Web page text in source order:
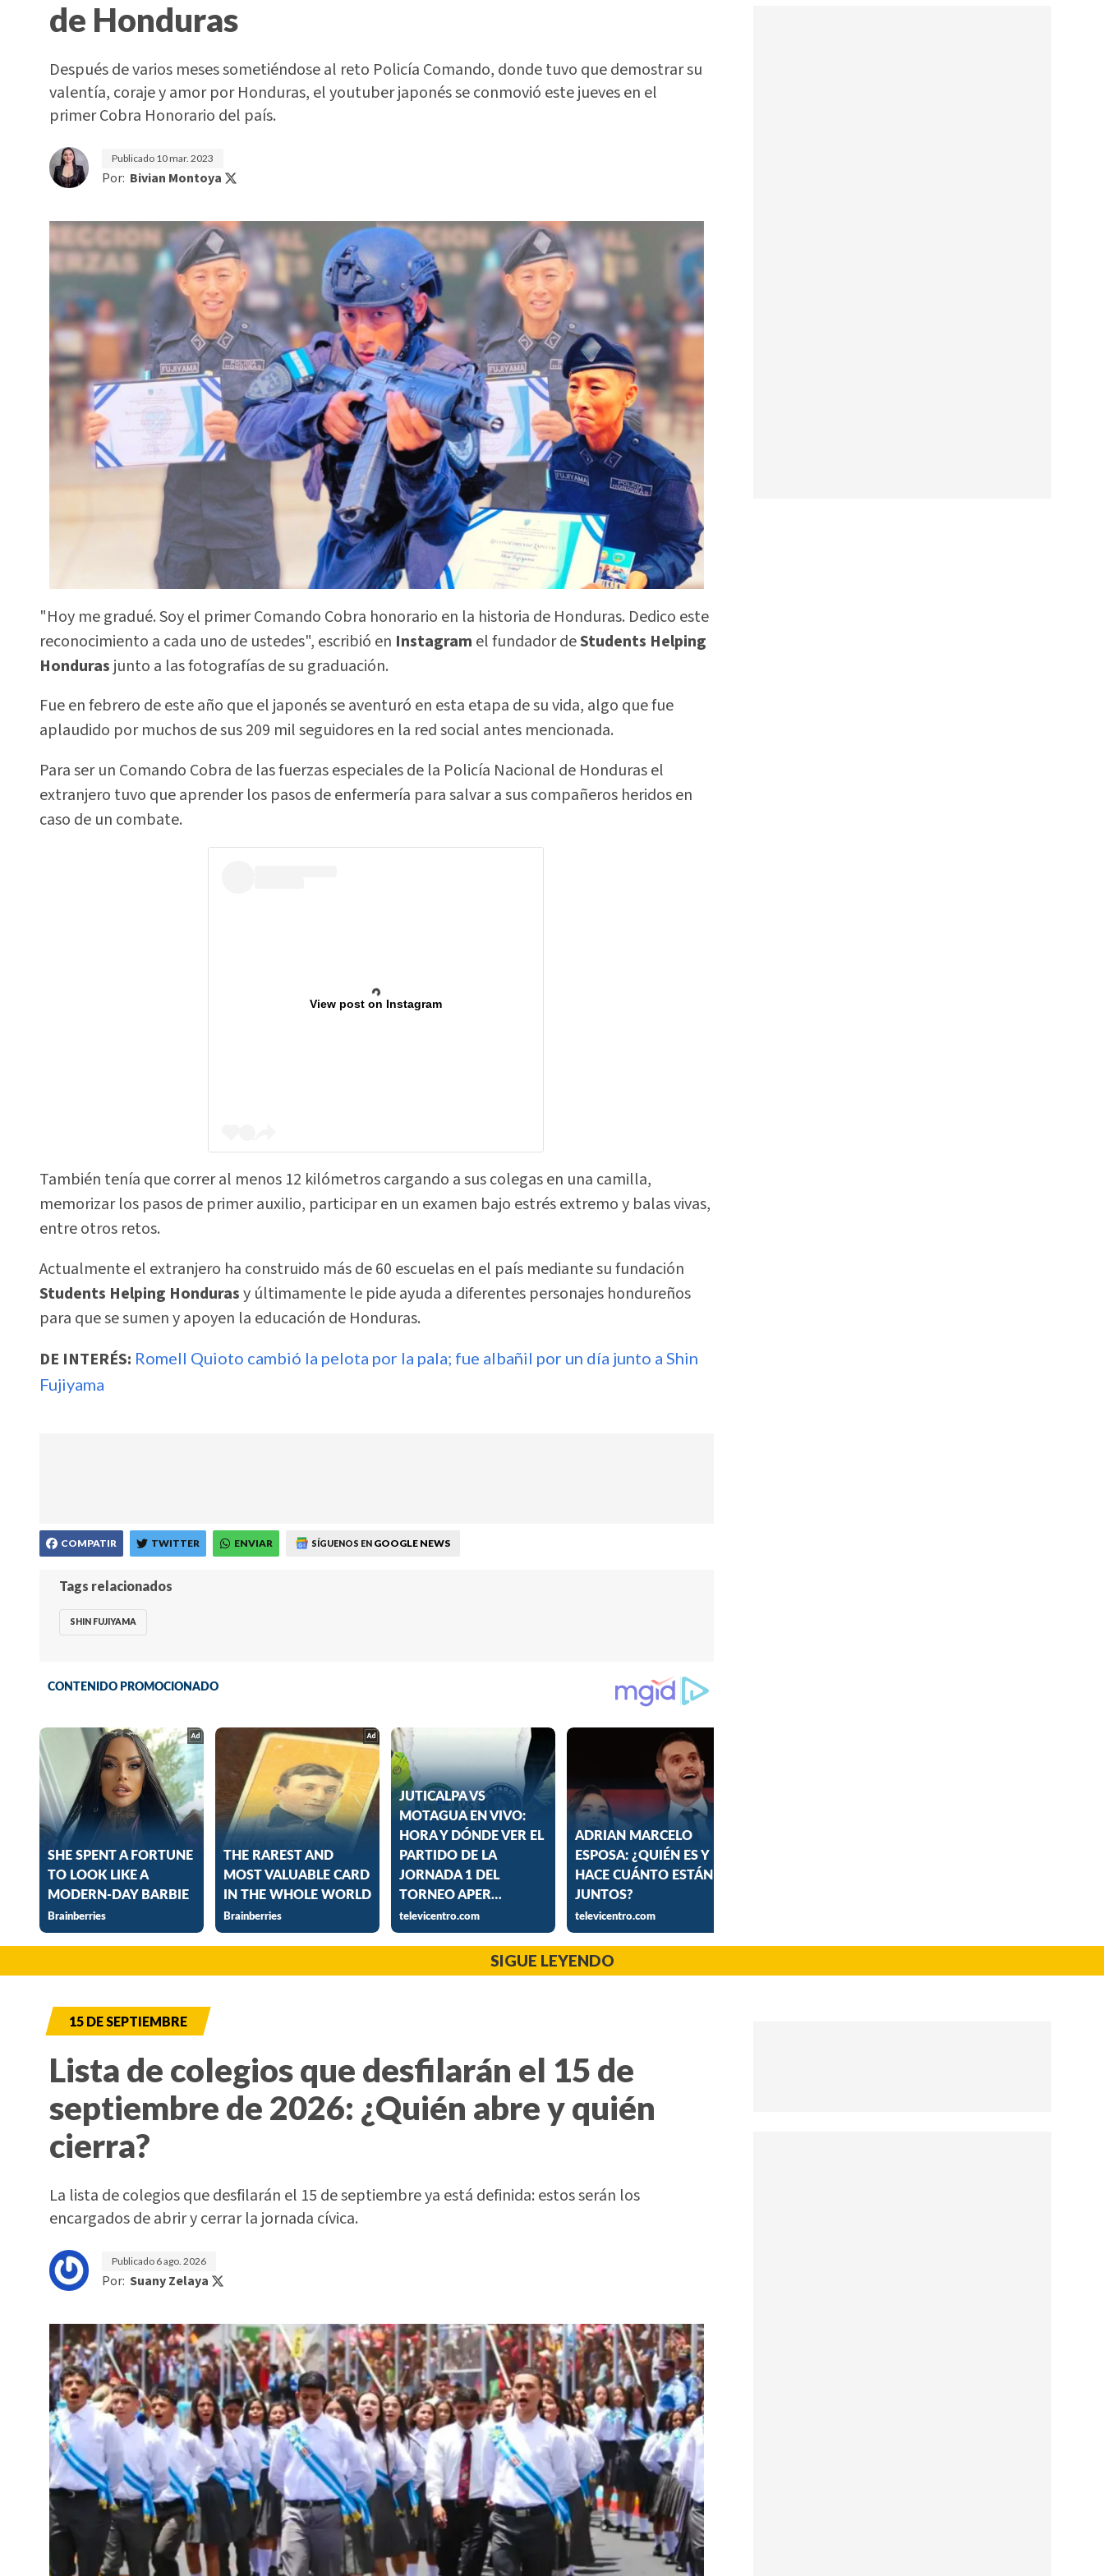
de Honduras
Después de varios meses sometiéndose al reto Policía Comando, donde tuvo que demostrar su
valentía, coraje y amor por Honduras, el youtuber japonés se conmovió este jueves en el
primer Cobra Honorario del país.
Publicado 10 mar. 2023
Por: Bivian Montoya
"Hoy me gradué. Soy el primer Comando Cobra honorario en la historia de Honduras. Dedico este
reconocimiento a cada uno de ustedes", escribió en Instagram el fundador deStudents Helping
Honduras junto a las fotografías de su graduación.
Fue en febrero de este año que el japonés se aventuró en esta etapa de su vida, algo que fue
aplaudido por muchos de sus 209 mil seguidores en la red social antes mencionada.
Para ser un Comando Cobra de las fuerzas especiales de la Policía Nacional de Honduras el
extranjero tuvo que aprender los pasos de enfermería para salvar a sus compañeros heridos en
caso de un combate.
View post on Instagram
También tenía que correr al menos 12 kilómetros cargando a sus colegas en una camilla,
memorizar los pasos de primer auxilio, participar en un examen bajo estrés extremo y balas vivas,
entre otros retos.
Actualmente el extranjero ha construido más de 60 escuelas en el país mediante su fundación
Students Helping Hondurasy últimamente le pide ayuda a diferentes personajes hondureños
para que se sumen y apoyen la educación de Honduras.
DE INTERÉS: Romell Quioto cambió la pelota por la pala; fue albañil por un día junto a Shin
Fujiyama
COMPATIR TWITTER ENVIAR SÍGUENOS EN GOOGLE NEWS
Tags relacionados
SHIN FUJIYAMA
SIGUE LEYENDO
15 DE SEPTIEMBRE
Lista de colegios que desfilarán el 15 de
septiembre de 2026: ¿Quién abre y quién
cierra?
La lista de colegios que desfilarán el 15 de septiembre ya está definida: estos serán los
encargados de abrir y cerrar la jornada cívica.
Publicado 6 ago. 2026
Por: Suany Zelaya